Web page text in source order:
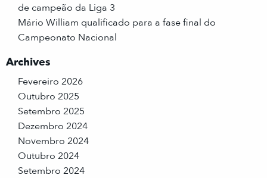
de campeão da Liga 3
Mário William qualificado para a fase final do
Campeonato Nacional
Archives
Fevereiro 2026
Outubro 2025
Setembro 2025
Dezembro 2024
Novembro 2024
Outubro 2024
Setembro 2024